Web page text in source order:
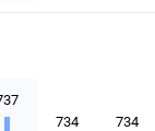
734 734